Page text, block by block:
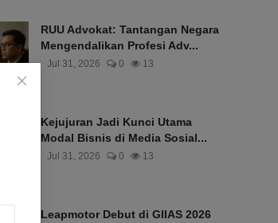
RUU Advokat: Tantangan Negara
Mengendalikan Profesi Adv...
Jul 31, 2026 0 13
Kejujuran Jadi Kunci Utama
Modal Bisnis di Media Sosial...
Jul 31, 2026 0 13
Leapmotor Debut di GIIAS 2026